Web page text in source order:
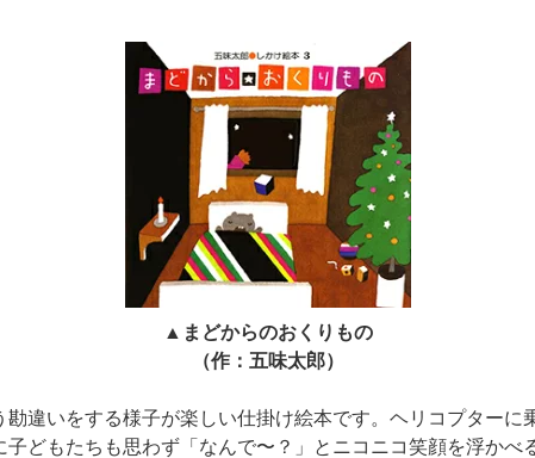
▲まどからのおくりもの
（作：五味太郎）
違いをする様子が楽しい仕掛け絵本です。ヘリコプターに
どもたちも思わず「なんで〜？」とニコニコ笑顔を浮かべ